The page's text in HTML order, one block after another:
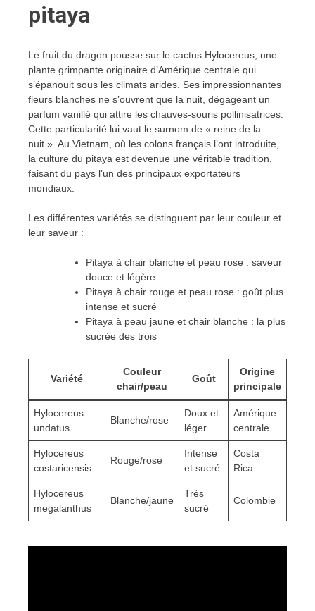
pitaya
Le fruit du dragon pousse sur le cactus Hylocereus, une
plante grimpante originaire d’Amérique centrale qui
s’épanouit sous les climats arides. Ses impressionnantes
fleurs blanches ne s’ouvrent que la nuit, dégageant un
parfum vanillé qui attire les chauves-souris pollinisatrices.
Cette particularité lui vaut le surnom de « reine de la
nuit ». Au Vietnam, où les colons français l’ont introduite,
la culture du pitaya est devenue une véritable tradition,
faisant du pays l’un des principaux exportateurs
mondiaux.
Les différentes variétés se distinguent par leur couleur et
leur saveur :
Pitaya à chair blanche et peau rose : saveur
douce et légère
Pitaya à chair rouge et peau rose : goût plus
intense et sucré
Pitaya à peau jaune et chair blanche : la plus
sucrée des trois
Variété
Couleur
chair/peau
Goût
Origine
principale
Hylocereus
undatus
Blanche/rose
Doux et
léger
Amérique
centrale
Hylocereus
costaricensis
Rouge/rose
Intense
et sucré
Costa
Rica
Hylocereus
megalanthus
Blanche/jaune
Très
sucré
Colombie